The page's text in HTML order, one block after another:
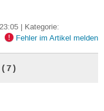
| Kategorie:
Fehler im Artikel melden